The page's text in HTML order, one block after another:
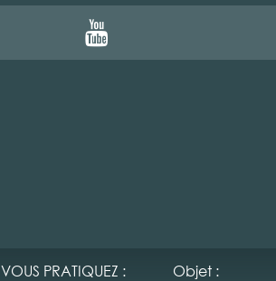
VOUS PRATIQUEZ :
Objet :